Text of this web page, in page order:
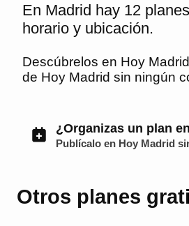
En Madrid hay 12
horario y ubicación.
Descúbrelos en Hoy Madrid
de Hoy Madrid sin ningún
¿Organizas un plan
Publícalo en Hoy Madrid
Otros planes